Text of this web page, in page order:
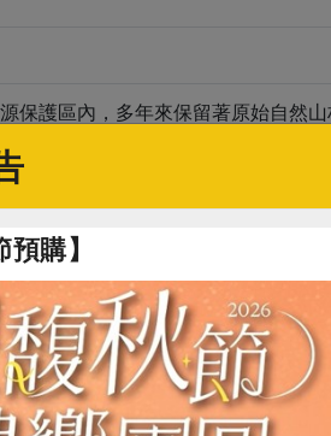
保護區內，多年來保留著原始自然
配德國進口優質培養土外，完全以純
綠豆 # 芽菜
購】